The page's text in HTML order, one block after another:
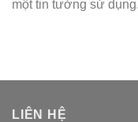
một tin tưởng sử dụng.
LIÊN HỆ